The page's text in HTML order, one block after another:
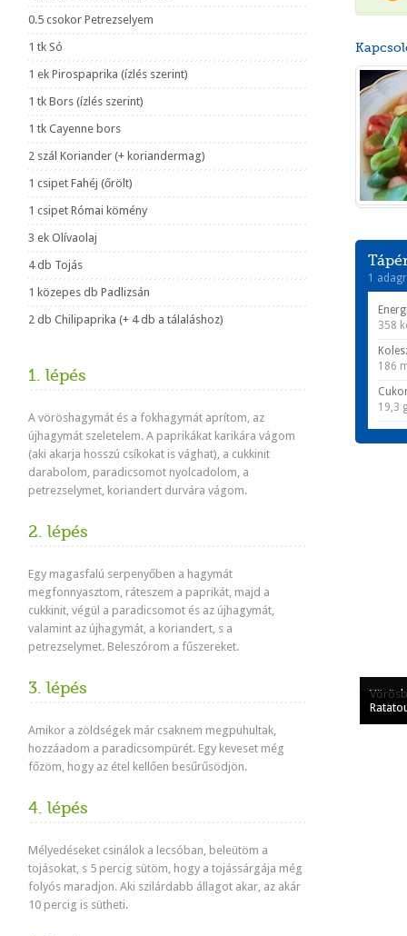
0.5 csokor Petrezselyem
1 tk Só
1 ek Pirospaprika (ízlés szerint)
1 tk Bors (ízlés szerint)
1 tk Cayenne bors
2 szál Koriander (+ koriandermag)
1 csipet Fahéj (őrölt)
1 csipet Római kömény
3 ek Olívaolaj
4 db Tojás
1 közepes db Padlizsán
2 db Chilipaprika (+ 4 db a tálaláshoz)
1. lépés
A vöröshagymát és a fokhagymát aprítom, az
újhagymát szeletelem. A paprikákat karikára vágom
(aki akarja hosszú csíkokat is vághat), a cukkinit
darabolom, paradicsomot nyolcadolom, a
petrezselymet, koriandert durvára vágom.
2. lépés
Egy magasfalú serpenyőben a hagymát
megfonnyasztom, ráteszem a paprikát, majd a
cukkinit, végül a paradicsomot és az újhagymát,
valamint az újhagymát, a koriandert, s a
petrezselymet. Beleszórom a fűszereket.
3. lépés
Amikor a zöldségek már csaknem megpuhultak,
hozzáadom a paradicsompürét. Egy keveset még
főzöm, hogy az étel kellően besűrűsödjön.
4. lépés
Mélyedéseket csinálok a lecsóban, beleütöm a
tojásokat, s 5 percig sütöm, hogy a tojássárgája még
folyós maradjon. Aki szilárdabb állagot akar, az akár
10 percig is sütheti.
Lecsó
1
358
186
19,3